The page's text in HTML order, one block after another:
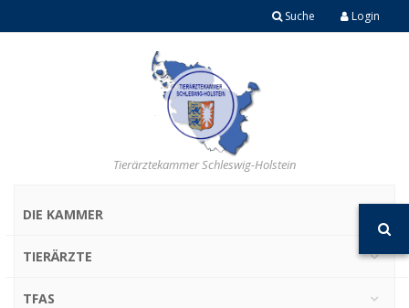
Login
Suche
Tierärztekammer Schleswig-Holstein
DIE KAMMER
TIERÄRZTE
TFAS